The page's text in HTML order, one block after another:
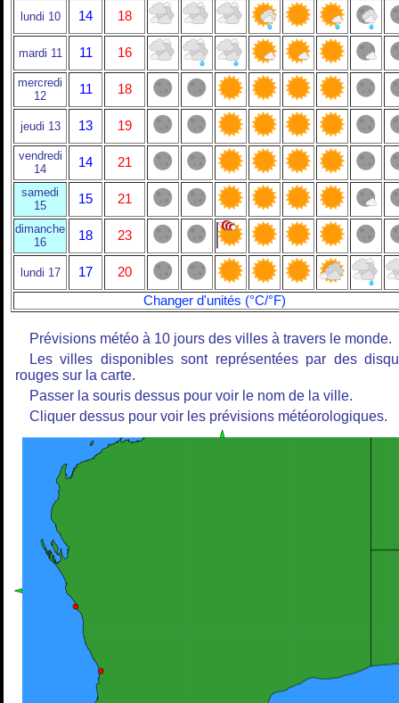
lundi 10 14 18
mardi 11 11 16
mercredi
12
11 18
jeudi 13 13 19
vendredi
14
14 21
samedi
15
15 21
dimanche
16
18 23
lundi 17 17
20
Changer d'unités (°C/°F)
Prévisions météo à 10 jours des villes à travers le monde.
Les villes disponibles sont représentées par des
rouges sur la carte.
Passer la souris dessus pour voir le nom de la ville.
Cliquer dessus pour voir les prévisions météorologiques.